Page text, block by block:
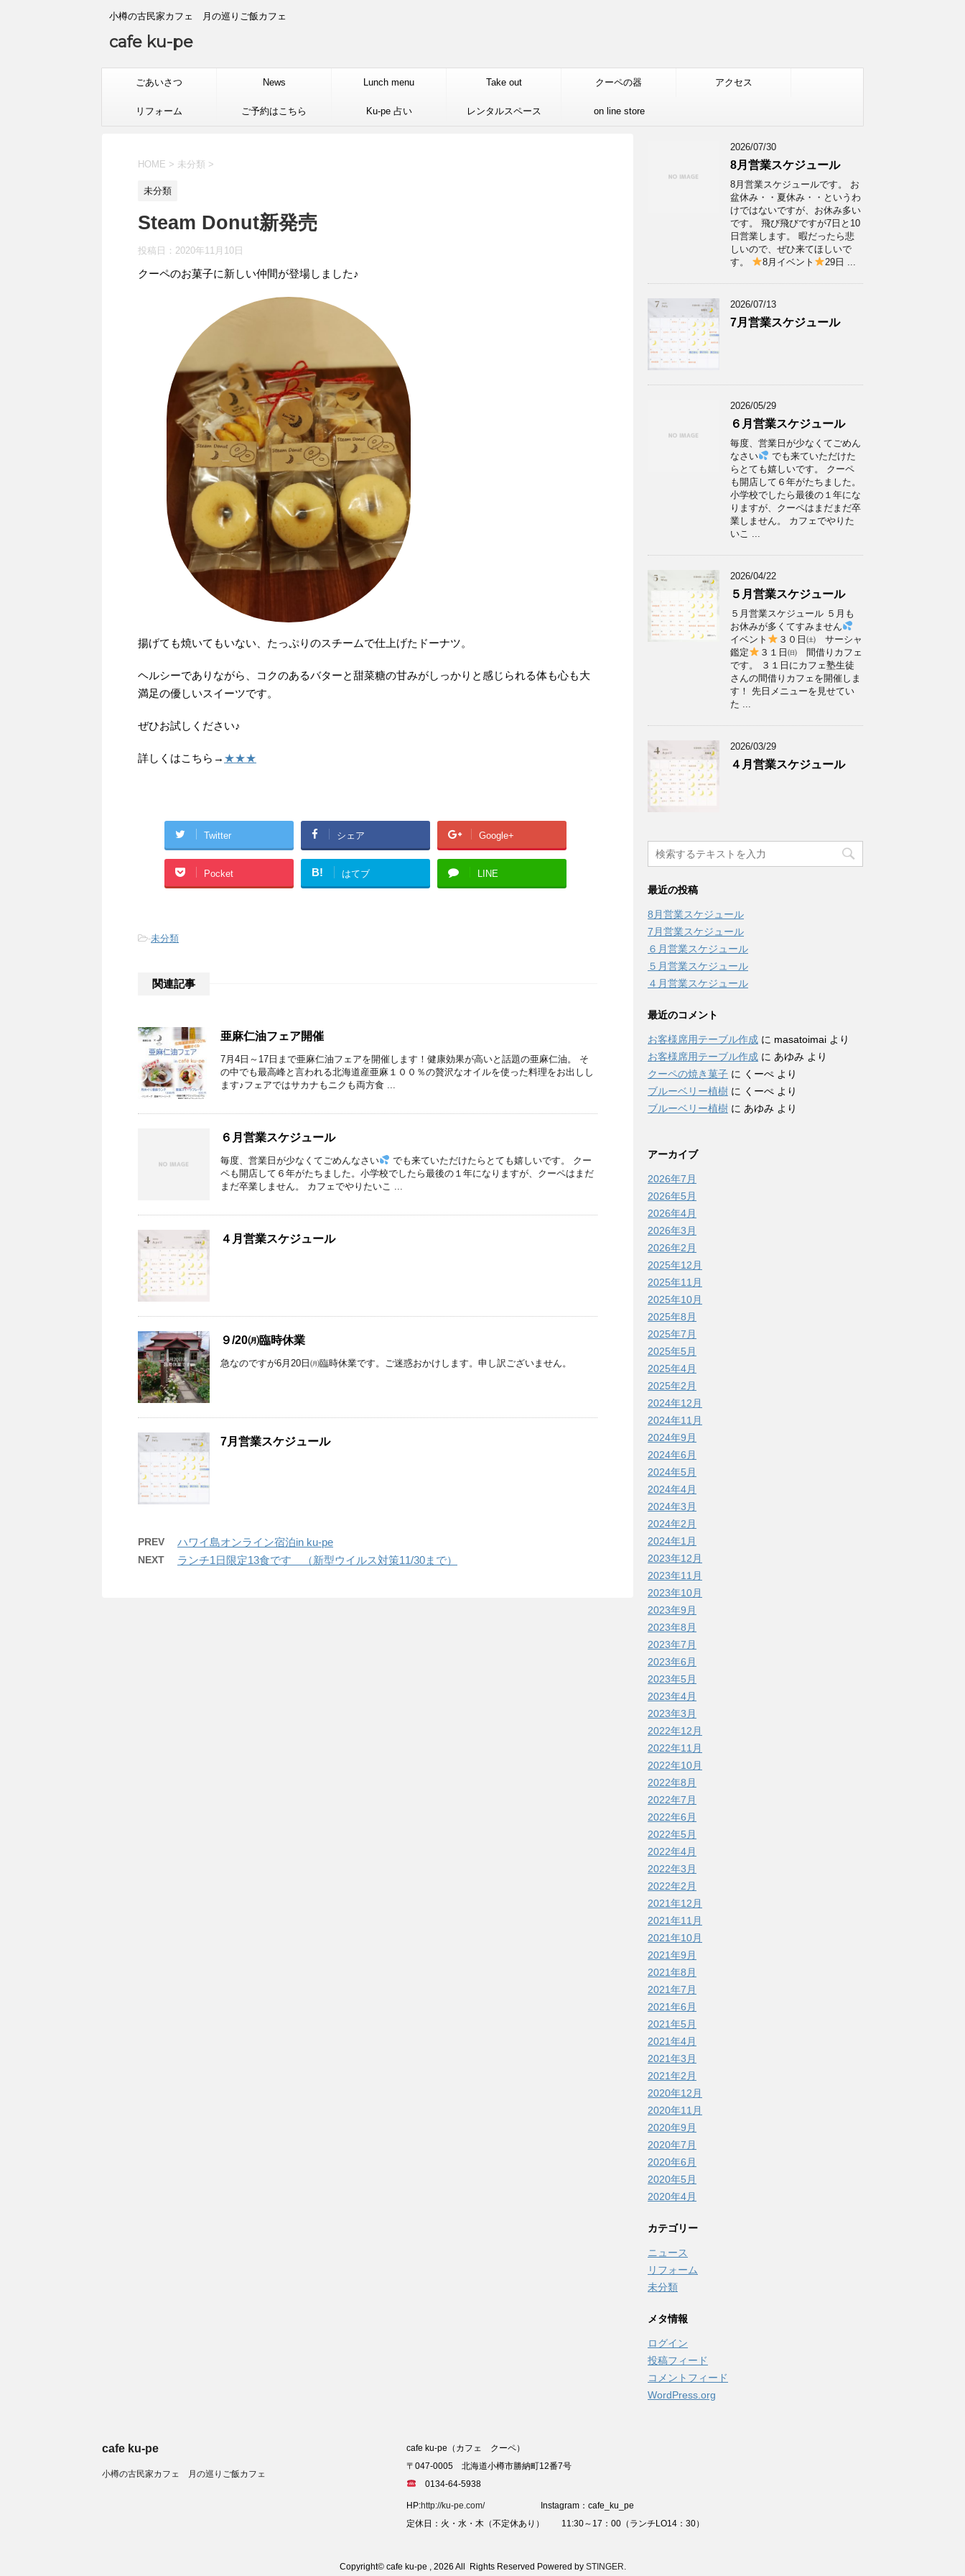
小樽の古民家カフェ 月の巡りご飯カフェ
cafe ku-pe
ごあいさつ News Lunch menu Take out クーペの器 アクセス
リフォーム ご予約はこちら Ku-pe 占い レンタルスペース on line store
HOME > 未分類 >
未分類
Steam Donut新発売
投稿日： 2020年11月10日
クーペのお菓子に新しい仲間が登場しました♪
揚げても焼いてもいない、たっぷりのスチームで仕上げたドーナツ。
ヘルシーでありながら、コクのあるバターと甜菜糖の甘みがしっかりと感じられる体も心も大
満足の優しいスイーツです。
ぜひお試しください♪
詳しくはこちら→ ★★★
Twitter シェア Google+
Pocket B! はてブ LINE
-未分類
関連記事
亜麻仁油フェア開催
7月4日～17日まで亜麻仁油フェアを開催します！健康効果が高いと話題の亜麻仁油。 そ
の中でも最高峰と言われる北海道産亜麻１００％の贅沢なオイルを使った料理をお出しし
ます♪フェアではサカナもニクも両方食 ...
６月営業スケジュール
毎度、営業日が少なくてごめんなさい
でも来ていただけたらとても嬉しいです。 クー
ペも開店して６年がたちました。小学校でしたら最後の１年になりますが、クーペはまだ
まだ卒業しません。 カフェでやりたいこ ...
４月営業スケジュール
９/20㈪臨時休業
急なのですが6月20日㈪臨時休業です。ご迷惑おかけします。申し訳ございません。
7月営業スケジュール
PREV ハワイ島オンライン宿泊in ku-pe
NEXT ランチ1日限定13食です （新型ウイルス対策11/30まで）
2026/07/30
8月営業スケジュール
8月営業スケジュールです。 お
盆休み・・夏休み・・というわ
けではないですが、お休み多い
です。 飛び飛びですが7日と10
日営業します。 暇だったら悲
しいので、ぜひ来てほしいで
す。
8月イベント 29日 ...
2026/07/13
7月営業スケジュール
2026/05/29
６月営業スケジュール
毎度、営業日が少なくてごめん
なさい
でも来ていただけた
らとても嬉しいです。 クーペ
も開店して６年がたちました。
小学校でしたら最後の１年にな
りますが、クーペはまだまだ卒
業しません。 カフェでやりた
いこ ...
2026/04/22
５月営業スケジュール
５月営業スケジュール ５月も
お休みが多くてすみません
イベント
３０日㈯ サーシャ
鑑定
３１日㈰ 間借りカフェ
です。 ３１日にカフェ塾生徒
さんの間借りカフェを開催しま
す！ 先日メニューを見せてい
た ...
2026/03/29
４月営業スケジュール
最近の投稿
8月営業スケジュール
7月営業スケジュール
６月営業スケジュール
５月営業スケジュール
４月営業スケジュール
最近のコメント
お客様席用テーブル作成 に masatoimai より
お客様席用テーブル作成 に あゆみ より
クーペの焼き菓子 に くーぺ より
ブルーベリー植樹 に くーぺ より
ブルーベリー植樹 に あゆみ より
アーカイブ
2026年7月
2026年5月
2026年4月
2026年3月
2026年2月
2025年12月
2025年11月
2025年10月
2025年8月
2025年7月
2025年5月
2025年4月
2025年2月
2024年12月
2024年11月
2024年9月
2024年6月
2024年5月
2024年4月
2024年3月
2024年2月
2024年1月
2023年12月
2023年11月
2023年10月
2023年9月
2023年8月
2023年7月
2023年6月
2023年5月
2023年4月
2023年3月
2022年12月
2022年11月
2022年10月
2022年8月
2022年7月
2022年6月
2022年5月
2022年4月
2022年3月
2022年2月
2021年12月
2021年11月
2021年10月
2021年9月
2021年8月
2021年7月
2021年6月
2021年5月
2021年4月
2021年3月
2021年2月
2020年12月
2020年11月
2020年9月
2020年7月
2020年6月
2020年5月
2020年4月
カテゴリー
ニュース
リフォーム
未分類
メタ情報
ログイン
投稿フィード
コメントフィード
WordPress.org
cafe ku-pe（カフェ クーペ）
〒047-0005 北海道小樽市勝納町12番7号
0134-64-5938
HP:http://ku-pe.com/
Instagram：cafe_ku_pe
定休日：火・水・木（不定休あり） 11:30～17：00（ランチLO14：30）
cafe ku-pe
小樽の古民家カフェ 月の巡りご飯カフェ
Copyright© cafe ku-pe , 2026 All Rights Reserved Powered by STINGER.